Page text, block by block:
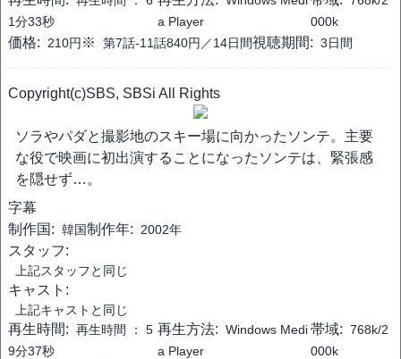
1分33秒
a Player
000k
価格: 210円 ※ 第7話-11話840円／14日間視聴期間: 3日間
Copyright(c)SBS, SBSi All Rights
ソラやパダと撮影地のスキー場に向かったソンテ。主要
な役で映画に初出演することになったソンテは、緊張感
を隠せず…。
字幕
制作国: 韓国制作年: 2002年
スタッフ:
上記スタッフと同じ
キャスト:
上記キャストと同じ
再生時間: 再生時間 ： 5
9分37秒
再生方法: Windows Medi
a Player
帯域: 768k/2
000k